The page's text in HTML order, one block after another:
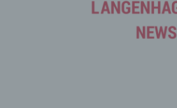
Erfassung von
und Informationen